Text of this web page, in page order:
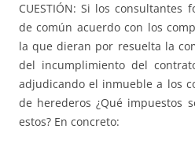
CUESTIÓN: Si los consultantes
de común acuerdo con los
la que dieran por resuelta la
del incumplimiento del
adjudicando el inmueble a los
de herederos ¿Qué impuestos
estos? En concreto: